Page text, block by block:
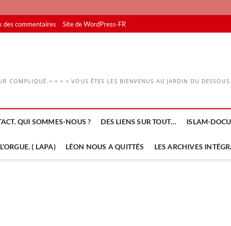
des commentaires Site de WordPress-FR
COMPLIQUÉ.= = = = VOUS ÊTES LES BIENVENUS AU JARDIN DU
QUI SOMMES-NOUS ? DES LIENS SUR TOUT… ISLAM-
( LAPA) LÉON NOUS A QUITTÉS LES ARCHIVES